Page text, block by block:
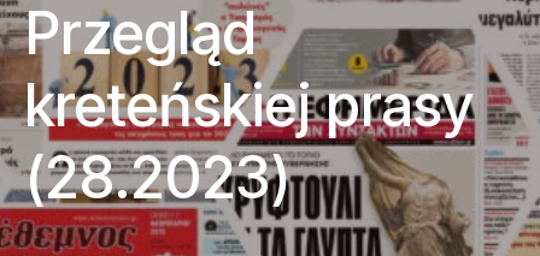
Przegląd
kreteńskiej prasy
(28.2023)